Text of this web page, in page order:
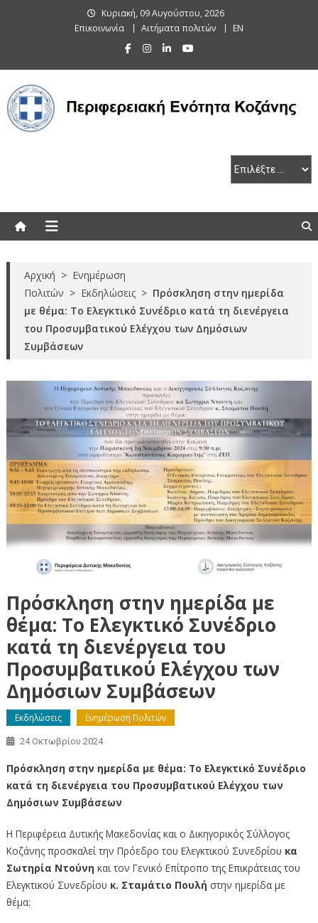
Κυριακή, 09 Αυγούστου, 2026
Επικοινωνία
Αιτήματα πολιτών EN
Αρχική > Ενημέρωση
Πολιτών > Εκδηλώσεις > Πρόσκληση στην ημερίδα
με θέμα: Το Ελεγκτικό Συνέδριο κατά τη διενέργεια
του Προσυμβατικού Ελέγχου των Δημόσιων
Συμβάσεων
Πρόσκληση στην ημερίδα με
θέμα: Το Ελεγκτικό Συνέδριο
κατά τη διενέργεια του
Προσυμβατικού Ελέγχου των
Δημόσιων Συμβάσεων
Εκδηλώσεις Ενημέρωση Πολιτών
24 Οκτωβρίου 2024
Πρόσκληση στην ημερίδα με θέμα: Το Ελεγκτικό Συνέδριο
κατά τη διενέργεια του Προσυμβατικού Ελέγχου των
Δημόσιων Συμβάσεων
Η Περιφέρεια Δυτικής Μακεδονίας και ο Δικηγορικός Σύλλογος
Κοζάνης προσκαλεί την Πρόεδρο του Ελεγκτικού Συνεδρίου κα
Σωτηρία Ντούνη και τον Γενικό Επίτροπο της Επικράτειας του
Ελεγκτικού Συνεδρίου κ. Σταμάτιο Πουλή στην ημερίδα με
θέμα: